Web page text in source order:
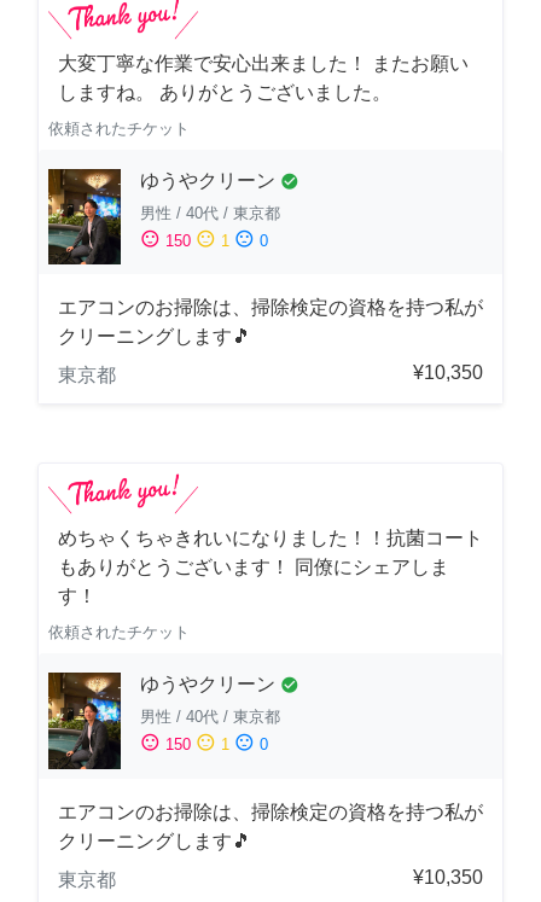
大変丁寧な作業で安心出来ました！ またお願い
しますね。 ありがとうございました。
依頼されたチケット
ゆうやクリーン check_circle
男性 / 40代 / 東京都
sentiment_satisfied 150 sentiment_neutral 1 sentiment_dissatisfied 0
エアコンのお掃除は、掃除検定の資格を持つ私が
クリーニングします🎵
東京都
¥10,350
めちゃくちゃきれいになりました！！抗菌コート
もありがとうございます！ 同僚にシェアしま
す！
依頼されたチケット
ゆうやクリーン check_circle
男性 / 40代 / 東京都
sentiment_satisfied 150 sentiment_neutral 1 sentiment_dissatisfied 0
エアコンのお掃除は、掃除検定の資格を持つ私が
クリーニングします🎵
東京都
¥10,350